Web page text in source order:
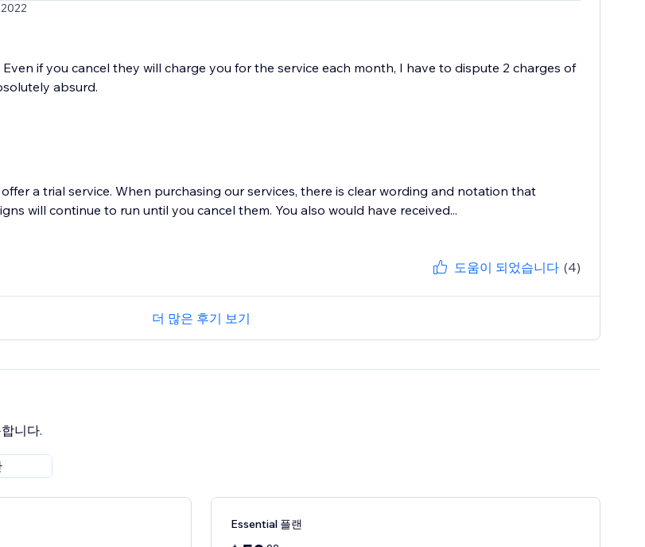
if you cancel they will charge you for the service each month, I have to dispute 2 charges of
absurd.
a trial service. When purchasing our services, there is clear wording and notation that
will continue to run until you cancel them. You also would have received...
도움이 되었습니다 (4)
더 많은 후기 보기
니다.
Essential 플랜